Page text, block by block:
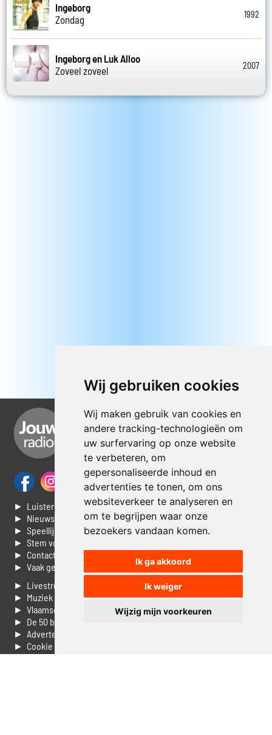
Wij gebruiken cookies
Wij maken gebruik van cookies en
andere tracking-technologieën om
uw surfervaring op onze website
te verbeteren, om
gepersonaliseerde inhoud en
advertenties te tonen, om ons
websiteverkeer te analyseren en
om te begrijpen waar onze
bezoekers vandaan komen.
Ik ga akkoord
Ik weiger
Wijzig mijn voorkeuren
Ingeborg
Zondag
1992
Ingeborg en Luk Alloo
Zoveel zoveel
2007
► Luisteren naar Jouwradio
► Nieuws
► Speellijst
► Stem voor de Dag top 3
► Contacteer ons
► Vaak gestelde vragen
► Livestream informatie
► Muziek opzoeken
► Vlaamse 100 Aller tijden
► De 50 beste van...
► Adverteren op Jouwradio
► Cookie voorkeuren wijzigen